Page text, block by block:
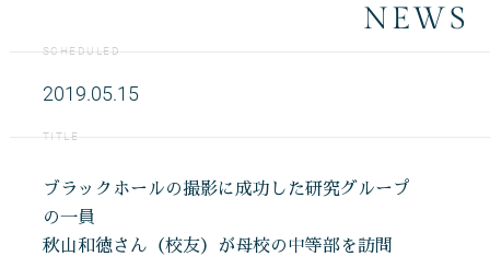
NEWS
SCHEDULED
2019.05.15
TITLE
ブラックホールの撮影に成功した研究グループ
の一員
秋山和徳さん（校友）が母校の中等部を訪問